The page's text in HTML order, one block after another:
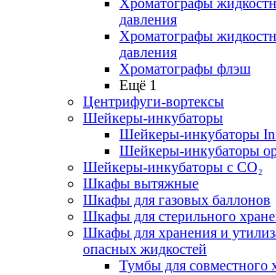
Хроматографы
давления
Хроматографы
давления
Хроматографы флэш
Ещё 1
Центрифуги-вортексы
Шейкеры-инкубаторы
Шейкеры-инкубаторы
Шейкеры-инкубаторы
Шейкеры-инкубаторы с CО₂
Шкафы вытяжные
Шкафы для газовых баллонов
Шкафы для стерильного
Шкафы для хранения и
опасных жидкостей
Тумбы для